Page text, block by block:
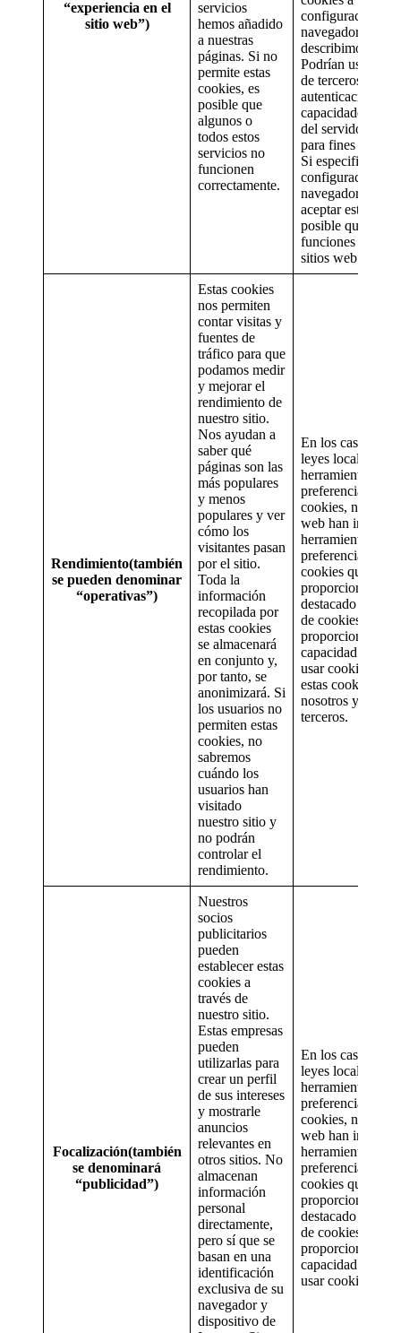
“experiencia en el
sitio web”)
servicios
hemos añadido
a nuestras
páginas. Si no
permite estas
cookies, es
posible que
algunos o
todos estos
servicios no
funcionen
correctamente.
configuración de
navegador tal y
describimos más
Podrían usarse
de terceros para
autenticación o
capacidades de
del servidor,
para fines
Si especifica en la
configuración de
navegador que
aceptar estas
posible que
funciones de
sitios web no
Rendimiento(también
se pueden denominar
“operativas”)
Estas cookies
nos permiten
contar visitas y
fuentes de
tráfico para que
podamos medir
y mejorar el
rendimiento de
nuestro sitio.
Nos ayudan a
saber qué
páginas son las
más populares
y menos
populares y ver
cómo los
visitantes pasan
por el sitio.
Toda la
información
recopilada por
estas cookies
se almacenará
en conjunto y,
por tanto, se
anonimizará. Si
los usuarios no
permiten estas
cookies, no
sabremos
cuándo los
usuarios han
visitado
nuestro sitio y
no podrán
controlar el
rendimiento.
En los casos en
leyes locales
herramientas de
preferencias
cookies, nuestros
web han
herramientas de
preferencias
cookies que
proporcionan un
destacado sobre
de cookies en el
proporcionan la
capacidad para
usar cookies.
estas cookies las
nosotros y otras
terceros.
Focalización(también
se denominará
“publicidad”)
Nuestros
socios
publicitarios
pueden
establecer estas
cookies a
través de
nuestro sitio.
Estas empresas
pueden
utilizarlas para
crear un perfil
de sus intereses
y mostrarle
anuncios
relevantes en
otros sitios. No
almacenan
información
personal
directamente,
pero sí que se
basan en una
identificación
exclusiva de su
navegador y
dispositivo de
En los casos en
leyes locales
herramientas de
preferencias
cookies, nuestros
web han
herramientas de
preferencias
cookies que
proporcionan un
destacado sobre
de cookies en el
proporcionan la
capacidad para
usar cookies.